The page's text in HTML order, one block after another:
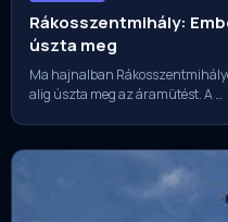
Rákosszentmihály:
úszta meg
Ma hajnalban
alig úszta meg az áramütést. A …